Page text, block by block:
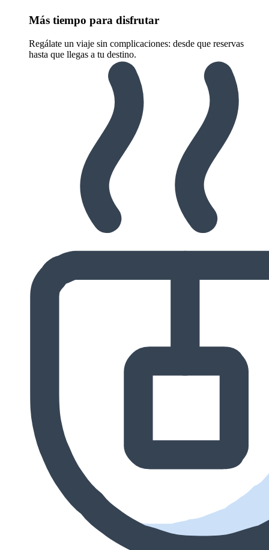
Más tiempo para disfrutar
Regálate un viaje sin complicaciones: desde que reservas
hasta que llegas a tu destino.